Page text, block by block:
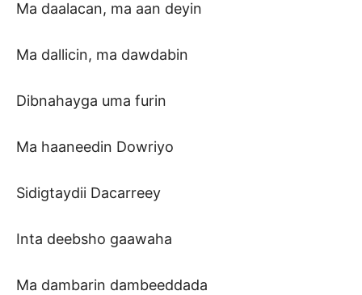
Ma daalacan, ma aan deyin
Ma dallicin, ma dawdabin
Dibnahayga uma furin
Ma haaneedin Dowriyo
Sidigtaydii Dacarreey
Inta deebsho gaawaha
Ma dambarin dambeeddada